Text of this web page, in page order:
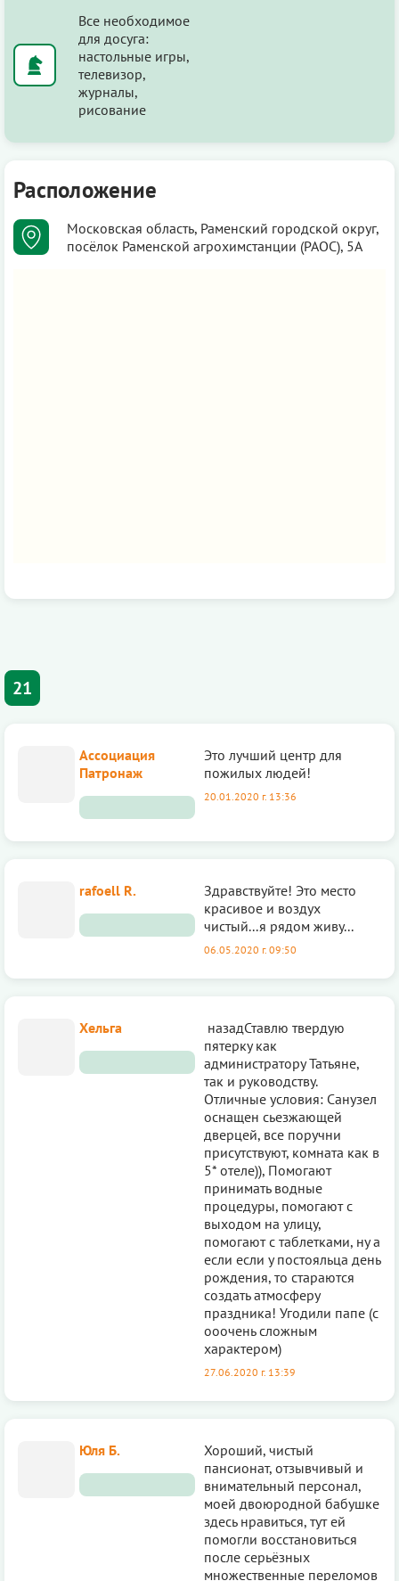
Все необходимое
для досуга:
настольные игры,
телевизор,
журналы,
рисование
Расположение
Московская область, Раменский городской округ,
посёлок Раменской агрохимстанции (РАОС), 5А
21
Ассоциация
Патронаж
Это лучший центр для
пожилых людей!
20.01.2020 г. 13:36
rafoell R.
Здравствуйте! Это место
красивое и воздух
чистый...я рядом живу...
06.05.2020 г. 09:50
Хельга
назадСтавлю твердую
пятерку как
администратору Татьяне,
так и руководству.
Отличные условия: Санузел
оснащен сьезжающей
дверцей, все поручни
присутствуют, комната как в
5* отеле)), Помогают
принимать водные
процедуры, помогают с
выходом на улицу,
помогают с таблетками, ну а
если если у постояльца день
рождения, то стараются
создать атмосферу
праздника! Угодили папе (с
ооочень сложным
характером)
27.06.2020 г. 13:39
Юля Б.
Хороший, чистый
пансионат, отзывчивый и
внимательный персонал,
моей двоюродной бабушке
здесь нравиться, тут ей
помогли восстановиться
после серьёзных
множественные переломов